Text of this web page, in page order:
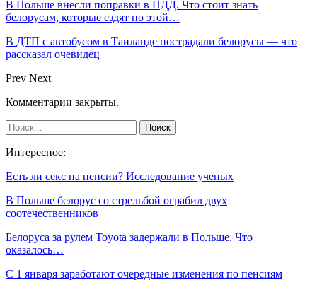
В Польше внесли поправки в ПДД. Что стоит знать
белорусам, которые ездят по этой…
В ДТП с автобусом в Таиланде пострадали белорусы — что
рассказал очевидец
Prev Next
Комментарии закрыты.
Интересное:
Есть ли секс на пенсии? Исследование ученых
В Польше белорус со стрельбой ограбил двух
соотечественников
Белоруса за рулем Toyota задержали в Польше. Что
оказалось…
С 1 января заработают очередные изменения по пенсиям